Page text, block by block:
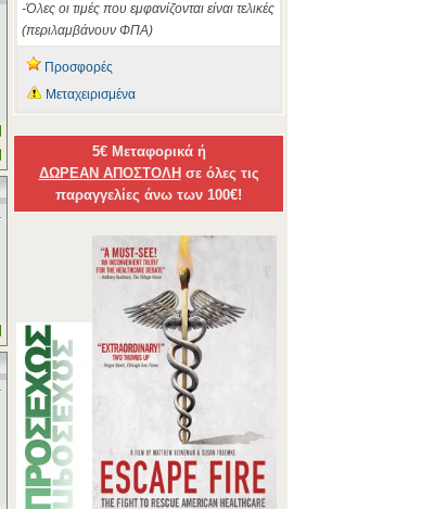
-Όλες οι τιμές που εμφανίζονται είναι τελικές
(περιλαμβάνουν ΦΠΑ)
Προσφορές
Μεταχειρισμένα
5€ Μεταφορικά ή
ΔΩΡΕΑΝ ΑΠΟΣΤΟΛΗ σε όλες τις
παραγγελίες άνω των 100€!